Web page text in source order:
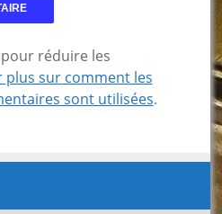
réduire les
plus sur comment les
sont utilisées.